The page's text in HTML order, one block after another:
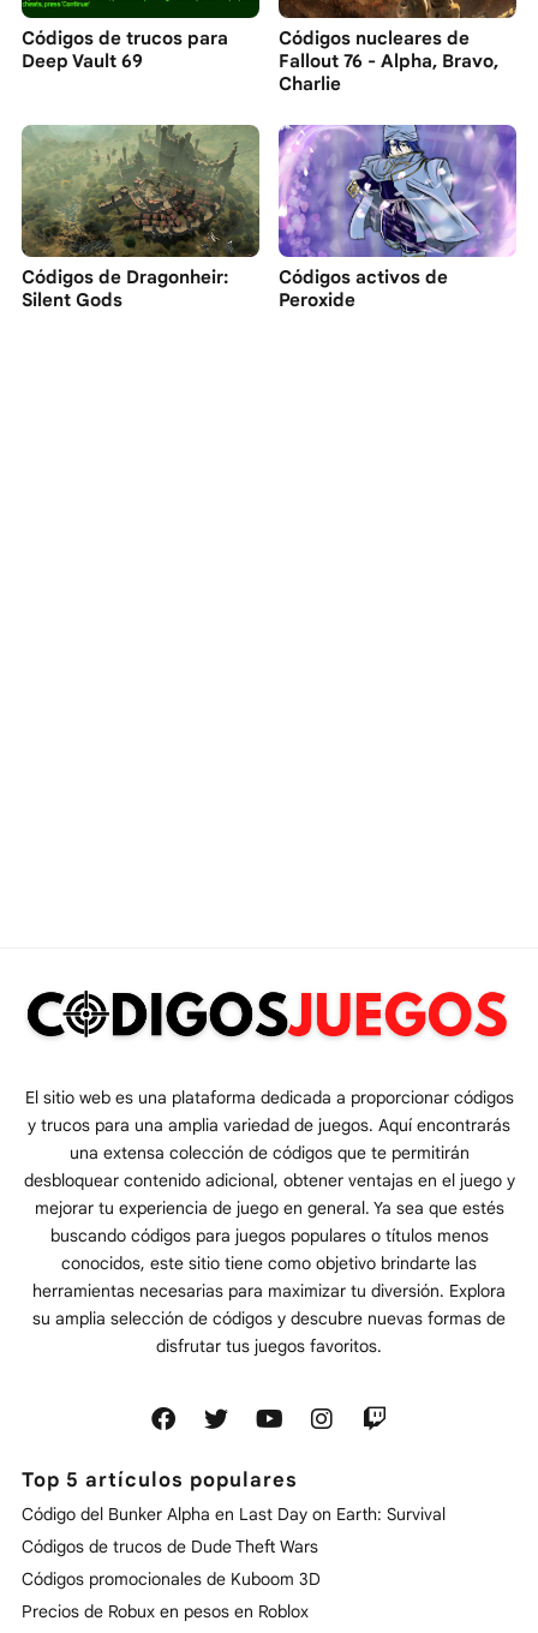
Códigos de trucos para
Deep Vault 69
Códigos nucleares de
Fallout 76 - Alpha, Bravo,
Charlie
Códigos de Dragonheir:
Silent Gods
Códigos activos de
Peroxide
El sitio web es una plataforma dedicada a proporcionar códigos
y trucos para una amplia variedad de juegos. Aquí encontrarás
una extensa colección de códigos que te permitirán
desbloquear contenido adicional, obtener ventajas en el juego y
mejorar tu experiencia de juego en general. Ya sea que estés
buscando códigos para juegos populares o títulos menos
conocidos, este sitio tiene como objetivo brindarte las
herramientas necesarias para maximizar tu diversión. Explora
su amplia selección de códigos y descubre nuevas formas de
disfrutar tus juegos favoritos.
Top 5 artículos populares
Código del Bunker Alpha en Last Day on Earth: Survival
Códigos de trucos de Dude Theft Wars
Códigos promocionales de Kuboom 3D
Precios de Robux en pesos en Roblox